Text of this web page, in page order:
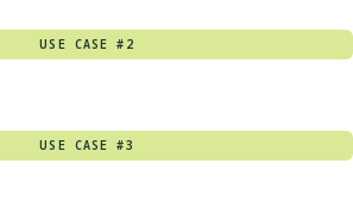
USE CASE #2
USE CASE #3